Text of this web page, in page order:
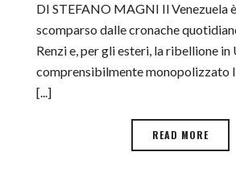
DI STEFANO MAGNI Il Venezuela
scomparso dalle cronache
Renzi e, per gli esteri, la ribellione in
comprensibilmente monopolizzato
[...]
READ MORE